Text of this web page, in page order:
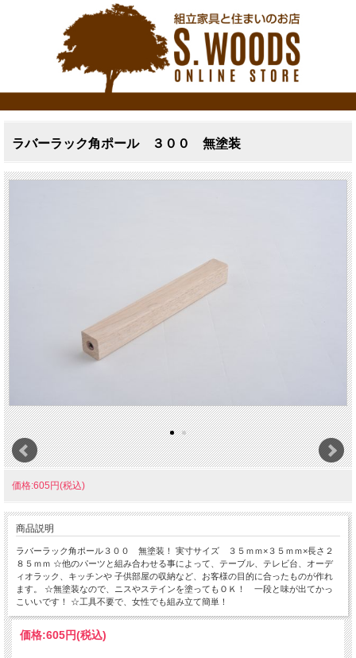
ラバーラック角ポール ３００ 無塗装
価格:605円(税込)
商品説明
ラバーラック角ポール３００ 無塗装！ 実寸サイズ ３５ｍｍ×３５ｍｍ×長さ２
８５ｍｍ ☆他のパーツと組み合わせる事によって、テーブル、テレビ台、オーデ
ィオラック、キッチンや 子供部屋の収納など、お客様の目的に合ったものが作れ
ます。 ☆無塗装なので、ニスやステインを塗ってもＯＫ！ 一段と味が出てかっ
こいいです！ ☆工具不要で、女性でも組み立て簡単！
価格:605円(税込)